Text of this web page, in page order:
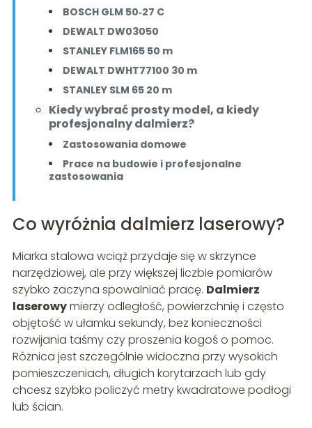
BOSCH GLM 50‑27 C
DEWALT DW03050
STANLEY FLM165 50 m
DEWALT DWHT77100 30 m
STANLEY SLM 65 20 m
Kiedy wybrać prosty model, a kiedy
profesjonalny dalmierz?
Zastosowania domowe
Prace na budowie i profesjonalne
zastosowania
Co wyróżnia dalmierz laserowy?
Miarka stalowa wciąż przydaje się w skrzynce
narzędziowej, ale przy większej liczbie pomiarów
szybko zaczyna spowalniać pracę. Dalmierz
laserowymierzy odległość, powierzchnię i często
objętość w ułamku sekundy, bez konieczności
rozwijania taśmy czy proszenia kogoś o pomoc.
Różnica jest szczególnie widoczna przy wysokich
pomieszczeniach, długich korytarzach lub gdy
chcesz szybko policzyć metry kwadratowe podłogi
lub ścian.